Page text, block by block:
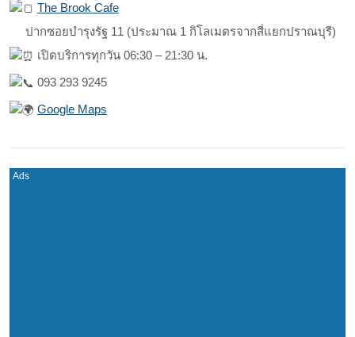
The Brook Cafe
ปากซอยบำรุงรัฐ 11 (ประมาณ 1 กิโลเมตรจากสี่แยกปราณบุรี)
เปิดบริการทุกวัน 06:30 – 21:30 น.
093 293 9245
Google Maps